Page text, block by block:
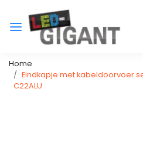
Home
Eindkapje met kabeldoorvoer
C22ALU